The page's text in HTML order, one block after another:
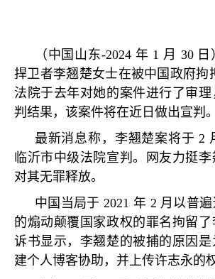
（中国山东-2024 年 1 月 30
捍卫者李翘楚女士在被中国政府拘
法院于去年对她的案件进行了审
判结果，该案件将在近日做出宣判。
最新消息称，李翘楚案将于 2
临沂市中级法院宣判。网友力挺
对其无罪释放。
中国当局于 2021 年 2 月以普
的煽动颠覆国家政权的罪名拘留
诉书显示，李翘楚的被捕的原因
建个人博客协助，并上传许志永的